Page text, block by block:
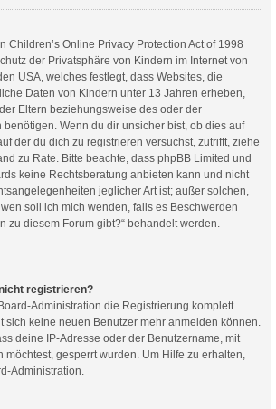
Children’s Online Privacy Protection Act of 1998
der Privatsphäre von Kindern im Internet von
USA, welches festlegt, dass Websites, die
Daten von Kindern unter 13 Jahren erheben,
Eltern beziehungsweise des oder der
Wenn du dir unsicher bist, ob dies auf
der du dich zu registrieren versuchst, zutrifft, ziehe
zu Rate. Bitte beachte, dass phpBB Limited und
keine Rechtsberatung anbieten kann und nicht
jeglicher Art ist; außer solchen,
soll ich mich wenden, falls es Beschwerden
zu diesem Forum gibt?“ behandelt werden.
registrieren?
Administration die Registrierung komplett
sich keine neuen Benutzer mehr anmelden können.
deine IP-Adresse oder der Benutzername, mit
gesperrt wurden. Um Hilfe zu erhalten,
Administration.